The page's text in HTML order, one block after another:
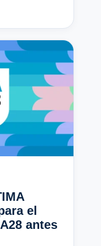
el
antes